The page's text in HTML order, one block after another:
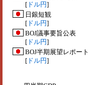
[ ドル円]
日銀短観
[ ドル円]
BOJ議事要旨公表
[ ドル円]
BOJ半期展望レポート
[ ドル円]